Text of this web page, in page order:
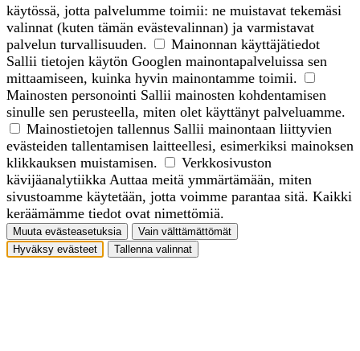
käytössä, jotta palvelumme toimii: ne muistavat tekemäsi
valinnat (kuten tämän evästevalinnan) ja varmistavat
palvelun turvallisuuden.
Mainonnan käyttäjätiedot
Sallii tietojen käytön Googlen mainontapalveluissa sen
mittaamiseen, kuinka hyvin mainontamme toimii.
Mainosten personointi Sallii mainosten kohdentamisen
sinulle sen perusteella, miten olet käyttänyt palveluamme.
Mainostietojen tallennus Sallii mainontaan liittyvien
evästeiden tallentamisen laitteellesi, esimerkiksi mainoksen
klikkauksen muistamisen.
Verkkosivuston
kävijäanalytiikka Auttaa meitä ymmärtämään, miten
sivustoamme käytetään, jotta voimme parantaa sitä. Kaikki
keräämämme tiedot ovat nimettömiä.
Muuta evästeasetuksia
Vain välttämättömät
Hyväksy evästeet
Tallenna valinnat